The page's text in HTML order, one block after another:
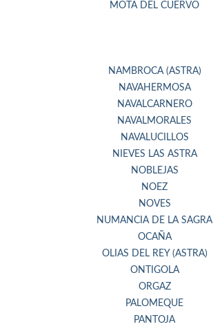
MOTA DEL CUERVO
NAMBROCA (ASTRA)
NAVAHERMOSA
NAVALCARNERO
NAVALMORALES
NAVALUCILLOS
NIEVES LAS ASTRA
NOBLEJAS
NOEZ
NOVES
NUMANCIA DE LA SAGRA
OCAÑA
OLIAS DEL REY (ASTRA)
ONTIGOLA
ORGAZ
PALOMEQUE
PANTOJA